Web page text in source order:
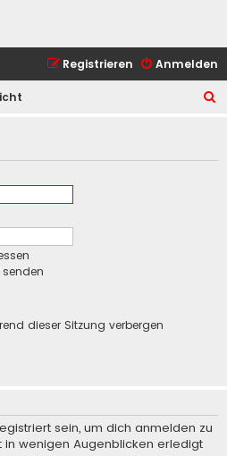
Anmelden
Registrieren
h
dieser Sitzung verbergen
sein, um dich anmelden zu
in wenigen Augenblicken erledigt